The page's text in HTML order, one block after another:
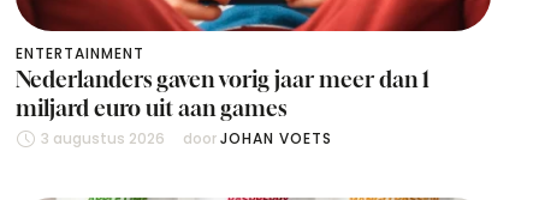
ENTERTAINMENT
Nederlanders gaven vorig jaar meer dan 1
miljard euro uit aan games
3 augustus 2026 door JOHAN VOETS